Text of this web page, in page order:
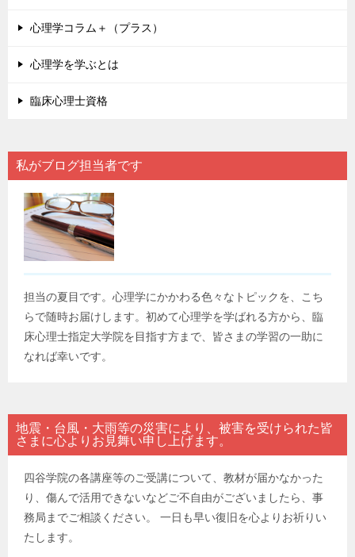
心理学コラム＋（プラス）
心理学を学ぶとは
臨床心理士資格
私がブログ担当者です
担当の夏目です。心理学にかかわる色々なトピックを、こち
らで随時お届けします。初めて心理学を学ばれる方から、臨
床心理士指定大学院を目指す方まで、皆さまの学習の一助に
なれば幸いです。
地震・台風・大雨等の災害により、被害を受けられた皆
さまに心よりお見舞い申し上げます。
四谷学院の各講座等のご受講について、教材が届かなかった
り、傷んで活用できないなどご不自由がございましたら、事
務局までご相談ください。 一日も早い復旧を心よりお祈りい
たします。